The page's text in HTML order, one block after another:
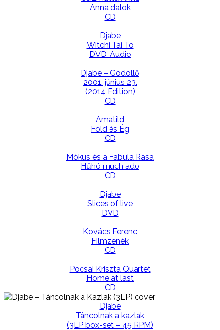
Anna dalok
CD
Djabe
Witchi Tai To
DVD-Audio
Djabe – Gödöllő
2001. június 23.
(2014 Edition)
CD
Amatild
Föld és Ég
CD
Mókus és a Fabula Rasa
Hűhó much ado
CD
Djabe
Slices of live
DVD
Kovács Ferenc
Filmzenék
CD
Pocsai Kriszta Quartet
Home at last
CD
Djabe
Táncolnak a kazlak
(3LP box-set – 45 RPM)